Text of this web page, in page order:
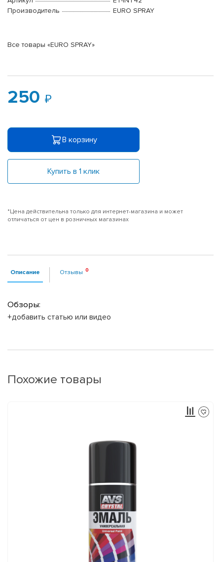
Производитель
EURO SPRAY
Все товары «EURO SPRAY»
250
В корзину
Купить в 1 клик
*Цена действительна только для интернет-магазина и может
отличаться от цен в розничных магазинах
Описание Отзывы
Обзоры:
+добавить статью или видео
Похожие товары